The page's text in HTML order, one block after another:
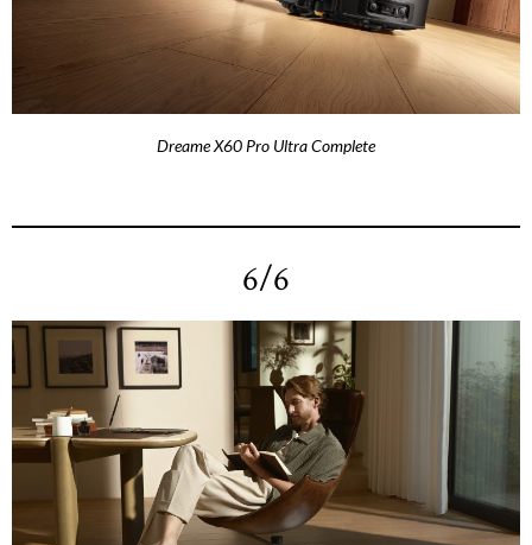
Dreame X60 Pro Ultra Complete
6/6